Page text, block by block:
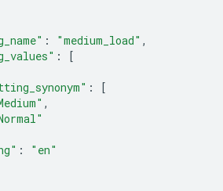
: "medium_load" ,
:
[
:
[
,
:
"en"